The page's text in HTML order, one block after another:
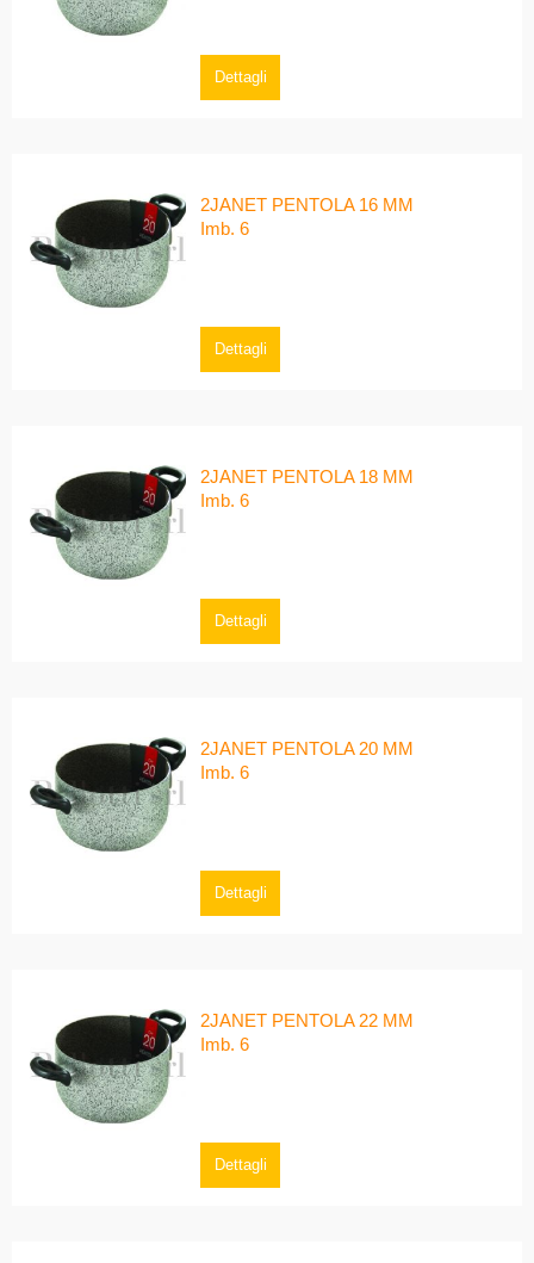
Dettagli
2JANET PENTOLA 16 MM
Imb. 6
Dettagli
2JANET PENTOLA 18 MM
Imb. 6
Dettagli
2JANET PENTOLA 20 MM
Imb. 6
Dettagli
2JANET PENTOLA 22 MM
Imb. 6
Dettagli